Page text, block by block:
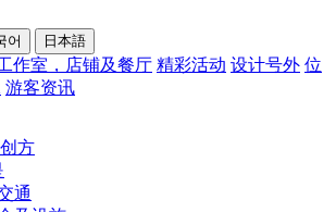
어 日本語
作室，店铺及餐厅 精彩活动 设计号外 位
游客资讯
方
通